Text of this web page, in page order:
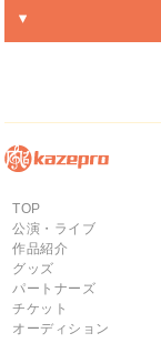
TOP
公演・ライブ
作品紹介
グッズ
パートナーズ
チケット
オーディション